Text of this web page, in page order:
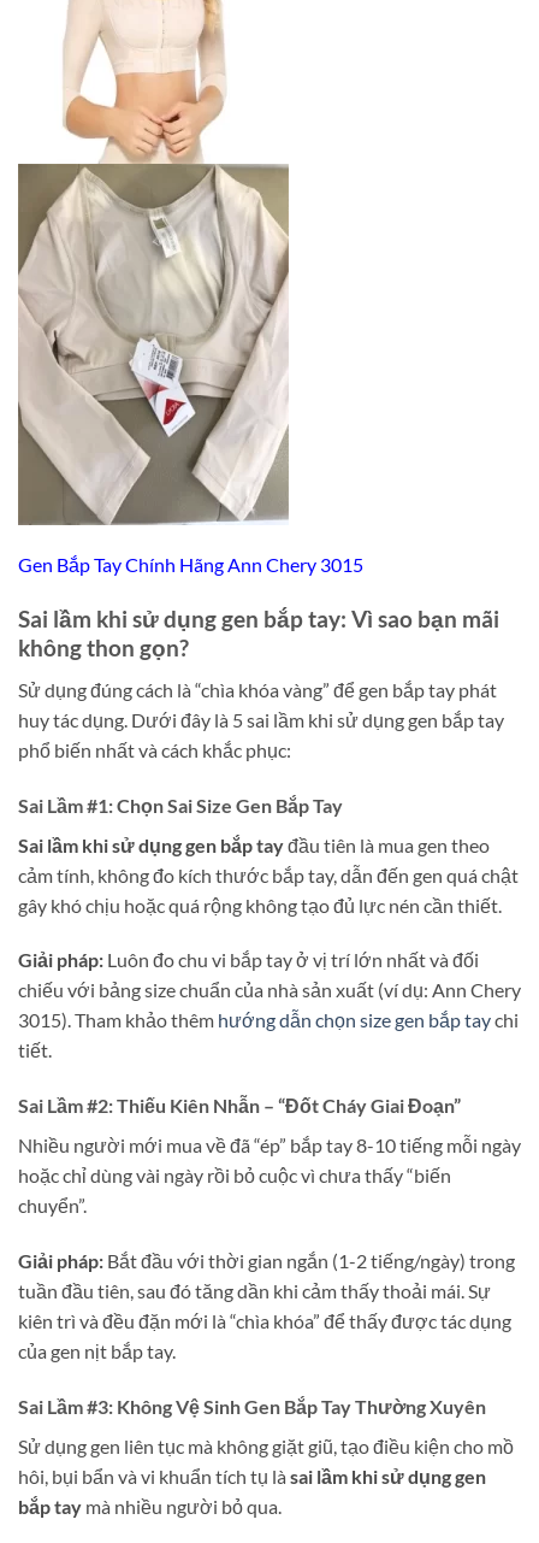
Gen Bắp Tay Chính Hãng Ann Chery 3015
Sai lầm khi sử dụng gen bắp tay: Vì sao bạn mãi
không thon gọn?
Sử dụng đúng cách là “chìa khóa vàng” để gen bắp tay phát
huy tác dụng. Dưới đây là 5 sai lầm khi sử dụng gen bắp tay
phổ biến nhất và cách khắc phục:
Sai Lầm #1: Chọn Sai Size Gen Bắp Tay
Sai lầm khi sử dụng gen bắp tayđầu tiên là mua gen theo
cảm tính, không đo kích thước bắp tay, dẫn đến gen quá chật
gây khó chịu hoặc quá rộng không tạo đủ lực nén cần thiết.
Giải pháp: Luôn đo chu vi bắp tay ở vị trí lớn nhất và đối
chiếu với bảng size chuẩn của nhà sản xuất (ví dụ: Ann Chery
3015). Tham khảo thêm hướng dẫn chọn size gen bắp taychi
tiết.
Sai Lầm #2: Thiếu Kiên Nhẫn – “Đốt Cháy Giai Đoạn”
Nhiều người mới mua về đã “ép” bắp tay 8-10 tiếng mỗi ngày
hoặc chỉ dùng vài ngày rồi bỏ cuộc vì chưa thấy “biến
chuyển”.
Giải pháp: Bắt đầu với thời gian ngắn (1-2 tiếng/ngày) trong
tuần đầu tiên, sau đó tăng dần khi cảm thấy thoải mái. Sự
kiên trì và đều đặn mới là “chìa khóa” để thấy được tác dụng
của gen nịt bắp tay.
Sai Lầm #3: Không Vệ Sinh Gen Bắp Tay Thường Xuyên
Sử dụng gen liên tục mà không giặt giũ, tạo điều kiện cho mồ
hôi, bụi bẩn và vi khuẩn tích tụ là sai lầm khi sử dụng gen
bắp tay mà nhiều người bỏ qua.